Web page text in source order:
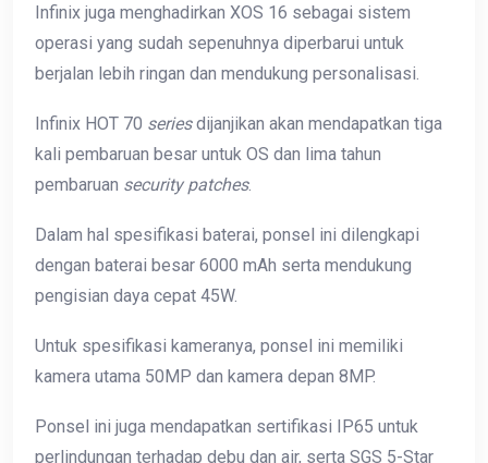
Infinix juga menghadirkan XOS 16 sebagai sistem
operasi yang sudah sepenuhnya diperbarui untuk
berjalan lebih ringan dan mendukung personalisasi.
Infinix HOT 70 seriesdijanjikan akan mendapatkan tiga
kali pembaruan besar untuk OS dan lima tahun
pembaruan security patches.
Dalam hal spesifikasi baterai, ponsel ini dilengkapi
dengan baterai besar 6000 mAh serta mendukung
pengisian daya cepat 45W.
Untuk spesifikasi kameranya, ponsel ini memiliki
kamera utama 50MP dan kamera depan 8MP.
Ponsel ini juga mendapatkan sertifikasi IP65 untuk
perlindungan terhadap debu dan air, serta SGS 5-Star